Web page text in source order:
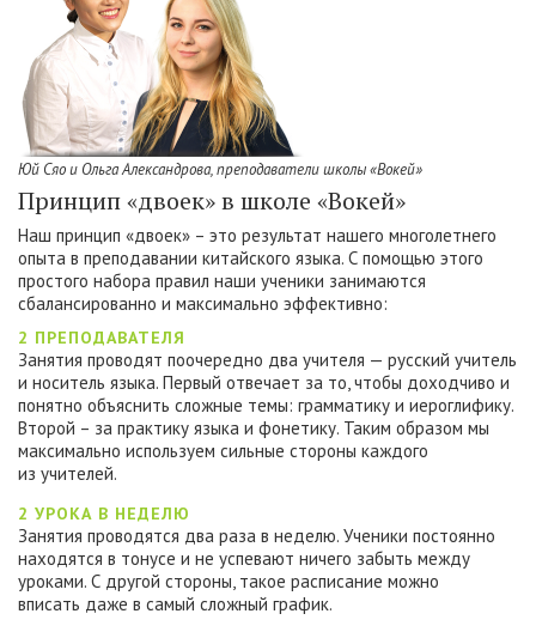
Юй Сяо и Ольга Александрова, преподаватели школы «Вокей»
Принцип «двоек» в школе «Вокей»
Наш принцип «двоек» – это результат нашего многолетнего
опыта в преподавании китайского языка. С помощью этого
простого набора правил наши ученики занимаются
сбалансированно и максимально эффективно:
2 ПРЕПОДАВАТЕЛЯ
Занятия проводят поочередно два учителя — русский учитель
и носитель языка. Первый отвечает за то, чтобы доходчиво и
понятно объяснить сложные темы: грамматику и иероглифику.
Второй – за практику языка и фонетику. Таким образом мы
максимально используем сильные стороны каждого
из учителей.
2 УРОКА В НЕДЕЛЮ
Занятия проводятся два раза в неделю. Ученики постоянно
находятся в тонусе и не успевают ничего забыть между
уроками. С другой стороны, такое расписание можно
вписать даже в самый сложный график.